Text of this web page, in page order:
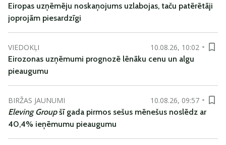
Eiropas uzņēmēju noskaņojums uzlabojas, taču patērētāji
joprojām piesardzīgi
VIEDOKĻI
10.08.26, 10:02
Eirozonas uzņēmumi prognozē lēnāku cenu un algu
pieaugumu
BIRŽAS JAUNUMI
10.08.26, 09:57
Eleving Groupšī gada pirmos sešus mēnešus noslēdz ar
40,4% ieņēmumu pieaugumu